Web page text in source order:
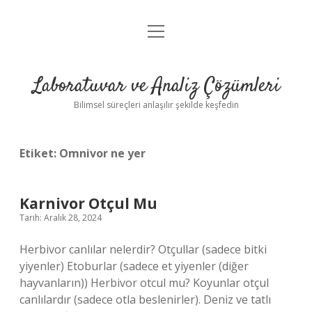
Anasayfa
Yasal Uyarı
menüyü
Laboratuvar ve Analiz Çözümleri
Bilimsel süreçleri anlaşılır şekilde keşfedin
Etiket: Omnivor ne yer
Karnivor Otçul Mu
Tarih: Aralık 28, 2024
Herbivor canlılar nelerdir? Otçullar (sadece bitki
yiyenler) Etoburlar (sadece et yiyenler (diğer
hayvanların)) Herbivor otcul mu? Koyunlar otçul
canlılardır (sadece otla beslenirler). Deniz ve tatlı